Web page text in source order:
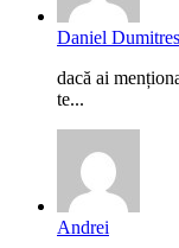
Daniel
dacă ai
te...
Andrei